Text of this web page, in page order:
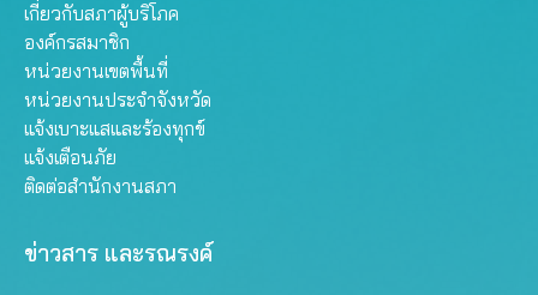
เกี่ยวกับสภาผู้บริโภค
องค์กรสมาชิก
หน่วยงานเขตพื้นที่
หน่วยงานประจำจังหวัด
แจ้งเบาะแสและร้องทุกข์
แจ้งเตือนภัย
ติดต่อสำนักงานสภา
ข่าวสาร และรณรงค์